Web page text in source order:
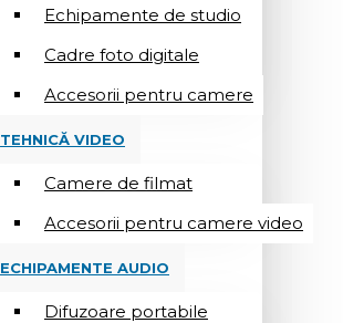
Echipamente de studio
Cadre foto digitale
Accesorii pentru camere
TEHNICĂ VIDEO
Camere de filmat
Accesorii pentru camere video
ECHIPAMENTE AUDIO
Difuzoare portabile